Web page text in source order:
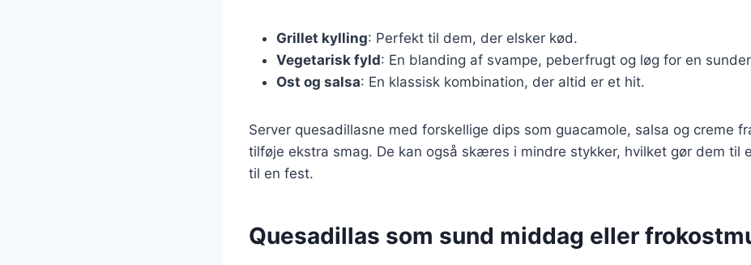
Grillet kylling: Perfekt til dem, der elsker kød.
Vegetarisk fyld: En blanding af svampe, peberfrugt og løg for en
Ost og salsa: En klassisk kombination, der altid er et hit.
Server quesadillasne med forskellige dips som guacamole, salsa og creme
tilføje ekstra smag. De kan også skæres i mindre stykker, hvilket gør dem til
til en fest.
Quesadillas som sund middag eller